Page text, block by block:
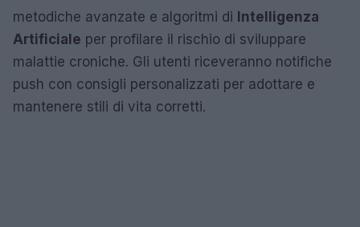
metodiche avanzate e algoritmi di Intelligenza
Artificiale per profilare il rischio di sviluppare
malattie croniche. Gli utenti riceveranno notifiche
push con consigli personalizzati per adottare e
mantenere stili di vita corretti.